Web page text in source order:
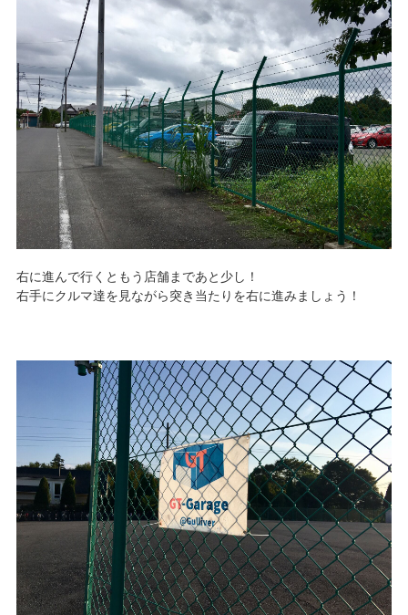
右に進んで行くともう店舗まであと少し！
右手にクルマ達を見ながら突き当たりを右に進みましょう！